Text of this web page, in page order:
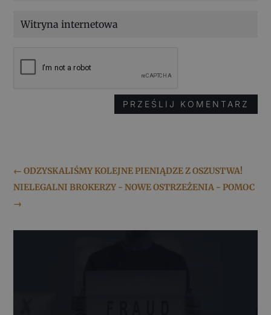
PRZEŚLIJ KOMENTARZ
←ODZYSKALIŚMY KOLEJNE PIENIĄDZE Z OSZUSTWA!
NIELEGALNI BROKERZY - NOWE OSTRZEŻENIA - POMOC
→